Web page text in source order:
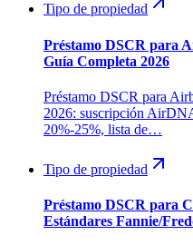
Tipo de propiedad
Préstamo DSCR para
Guía Completa 2026
Préstamo DSCR para
2026: suscripción
20%-25%, lista de…
Tipo de propiedad
Préstamo DSCR para
Estándares Fannie/